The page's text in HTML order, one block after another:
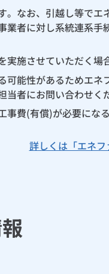
なお、引越し等で
者に対し系統連系
施させていただく場
能性があるためエ
者にお問い合わせく
費(有償)が必要にな
詳しくは「エネフ